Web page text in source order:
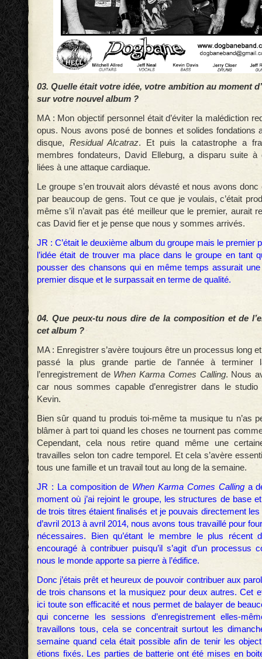
03. Quelle était votre idée, votre ambition au moment
sur votre nouvel album ?
MA : Mon objectif personnel était d’éviter la malédiction
opus. Nous avons posé de bonnes et solides fondations
disque, Residual Alcatraz. Et puis la catastrophe a
membres fondateurs, David Elleburg, a disparu suite à
liées à une attaque cardiaque.
Le groupe s’en trouvait alors dévasté et nous avons
par beaucoup de gens. Tout ce que je voulais, c’était
même s’il n’avait pas été meilleur que le premier, aurait
cas David fier et je pense que nous y sommes arrivés.
JR : C’était le deuxième album du groupe mais le premier
l’idée était de trouver ma place dans le groupe en tant
pousser des chansons qui en même temps assurait
premier disque et le surpassait en terme de qualité.
04. Que peux-tu nous dire de la composition et de
cet album ?
MA : Enregistrer s’avère toujours être un processus long
passé la plus grande partie de l’année à terminer
l’enregistrement de When Karma Comes Calling. Nous
car nous sommes capable d’enregistrer dans le
Kevin.
Bien sûr quand tu produis toi-même ta musique tu n’as
blâmer à part toi quand les choses ne tournent pas
Cependant, cela nous retire quand même une
travailles selon ton cadre temporel. Et cela s’avère
tous une famille et un travail tout au long de la semaine.
JR : La composition de When Karma Comes Callinga
moment où j’ai rejoint le groupe, les structures de base
de trois titres étaient finalisés et je pouvais directement
d’avril 2013 à avril 2014, nous avons tous travaillé pour
nécessaires. Bien qu’étant le membre le plus récent
encouragé à contribuer puisqu’il s’agit d’un processus
nous le monde apporte sa pierre à l’édifice.
Donc j’étais prêt et heureux de pouvoir contribuer aux
de trois chansons et la musiquez pour deux autres. Cet
ici toute son efficacité et nous permet de balayer de
qui concerne les sessions d’enregistrement elles-
travaillons tous, cela se concentrait surtout les
semaine quand cela était possible afin de tenir les
étions fixés. Les parties de batterie ont été mises en